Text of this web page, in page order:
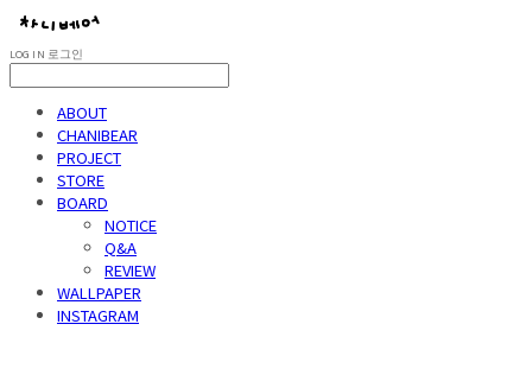
LOG IN 로그인
ABOUT
CHANIBEAR
PROJECT
STORE
BOARD
NOTICE
Q&A
REVIEW
WALLPAPER
INSTAGRAM